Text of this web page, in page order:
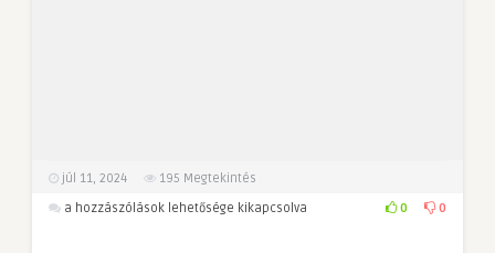
júl 11, 2024 195 Megtekintés
Hogyan
a hozzászólások lehetősége kikapcsolva 0 0